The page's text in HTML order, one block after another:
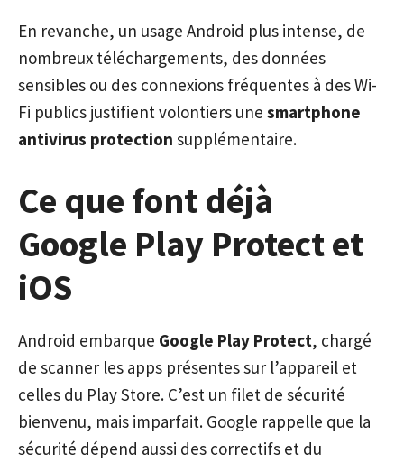
En revanche, un usage Android plus intense, de
nombreux téléchargements, des données
sensibles ou des connexions fréquentes à des Wi-
Fi publics justifient volontiers une smartphone
antivirus protection supplémentaire.
Ce que font déjà
Google Play Protect et
iOS
Android embarque Google Play Protect, chargé
de scanner les apps présentes sur l’appareil et
celles du Play Store. C’est un filet de sécurité
bienvenu, mais imparfait. Google rappelle que la
sécurité dépend aussi des correctifs et du